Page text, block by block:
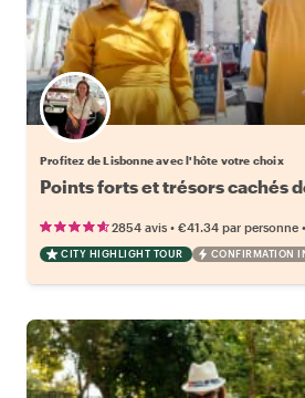
Choisissez votre local favori
Profitez de Lisbonne avec l'hôte votre choix
Points forts et trésors cachés
2854 avis • €41.34 par personne •
CITY HIGHLIGHT TOUR CONFIRMATION